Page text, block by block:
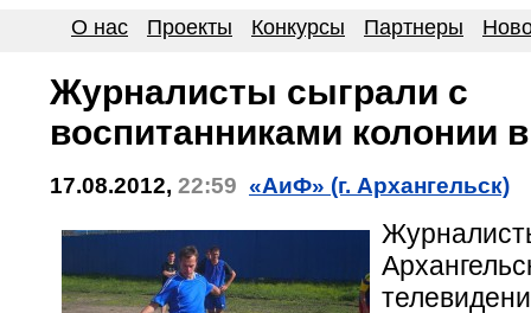
О нас Проекты Конкурсы Партнеры
Журналисты сыграли с
воспитанниками колонии
17.08.2012, 22:59 «АиФ» (г. Архангельск)